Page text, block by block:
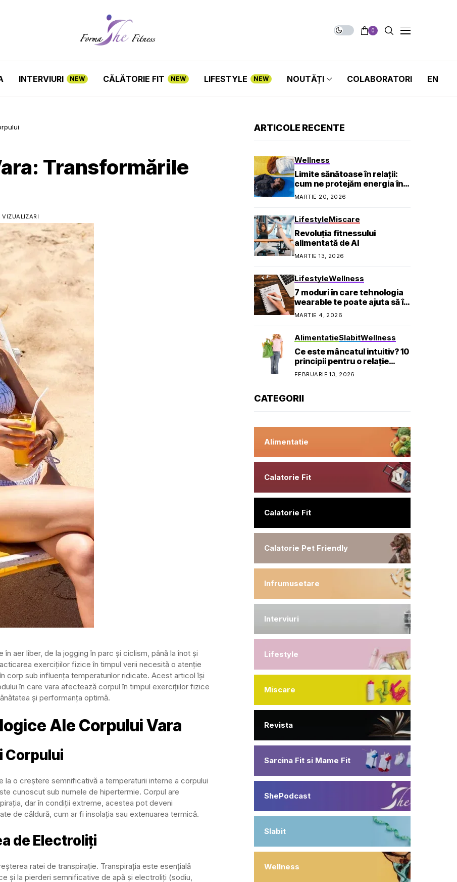
0
INTERVIURI NEW CĂLĂTORIE FIT NEW LIFESTYLE NEW NOUTĂȚI COLABORATORI EN
Transformările
VIZUALIZARI
aer liber, de la jogging în parc și ciclism, până la înot și
exercițiilor fizice în timpul verii necesită o atenție
corp sub influența temperaturilor ridicate. Acest articol își
în care vara afectează corpul în timpul exercițiilor fizice
și performanța optimă.
Ale Corpului Vara
Corpului
o creștere semnificativă a temperaturii interne a corpului
cunoscut sub numele de hipertermie. Corpul are
dar în condiții extreme, acestea pot deveni
de căldură, cum ar fi insolația sau extenuarea termică.
de Electroliți
ratei de transpirație. Transpirația este esențială
și la pierderi semnificative de apă și electroliți (sodiu,
ARTICOLE RECENTE
Wellness
Limite sănătoase în relații:
cum ne protejăm energia în
viața socială și profesională
MARTIE 20, 2026
LifestyleMiscare
Revoluția fitnessului
alimentată de AI
MARTIE 13, 2026
LifestyleWellness
7 moduri în care tehnologia
wearable te poate ajuta să îți
atingi obiectivele de
sănătate
MARTIE 4, 2026
AlimentatieSlabitWellness
Ce este mâncatul intuitiv? 10
principii pentru o relație
sănătoasă cu mâncarea
FEBRUARIE 13, 2026
CATEGORII
Alimentatie
Calatorie Fit
Calatorie Fit
Calatorie Pet Friendly
Infrumusetare
Interviuri
Lifestyle
Miscare
Revista
Sarcina Fit si Mame Fit
ShePodcast
Slabit
Wellness